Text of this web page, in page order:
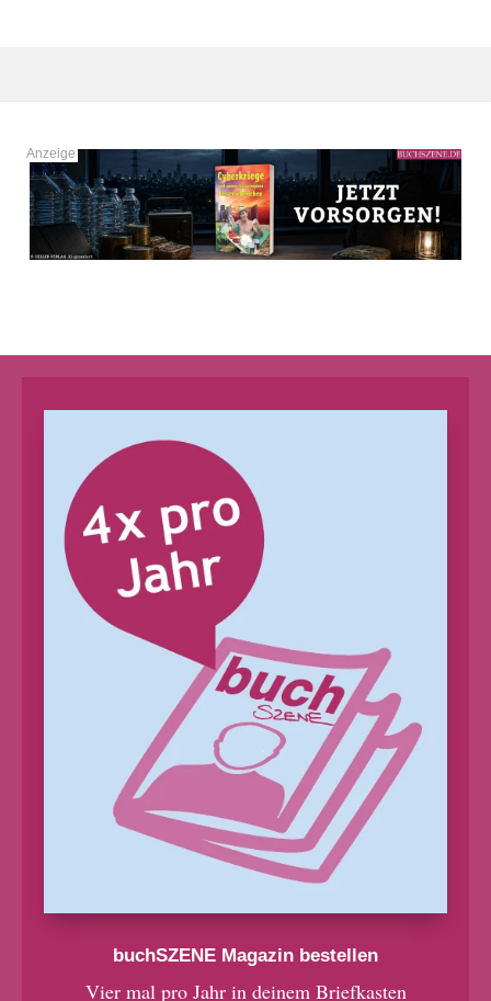
buchSZENE Magazin bestellen
Vier mal pro Jahr in deinem Briefkasten